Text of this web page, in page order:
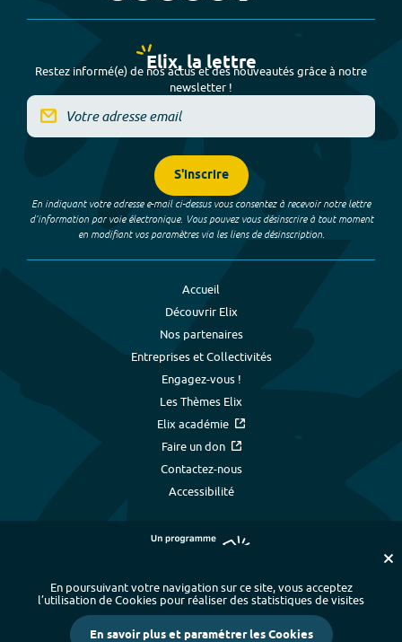
Elix, la lettre
Restez informé(e) de nos actus et des nouveautés grâce à notre
newsletter !
S'inscrire
En indiquant votre adresse e-mail ci-dessus vous consentez à recevoir notre lettre
d’information par voie électronique. Vous pouvez vous désinscrire à tout moment
en modifiant vos paramètres via les liens de désinscription.
Accueil
Découvrir Elix
Nos partenaires
Entreprises et Collectivités
Engagez-vous !
Les Thèmes Elix
Elix académie
Faire un don
Contactez-nous
Accessibilité
Plan du site - Index alphabétique
-
Mentions légales et données personnelles
- Paramétrer les cookies
En poursuivant votre navigation sur ce site, vous acceptez
l’utilisation de Cookies pour réaliser des statistiques de visites
En savoir plus et paramétrer les Cookies